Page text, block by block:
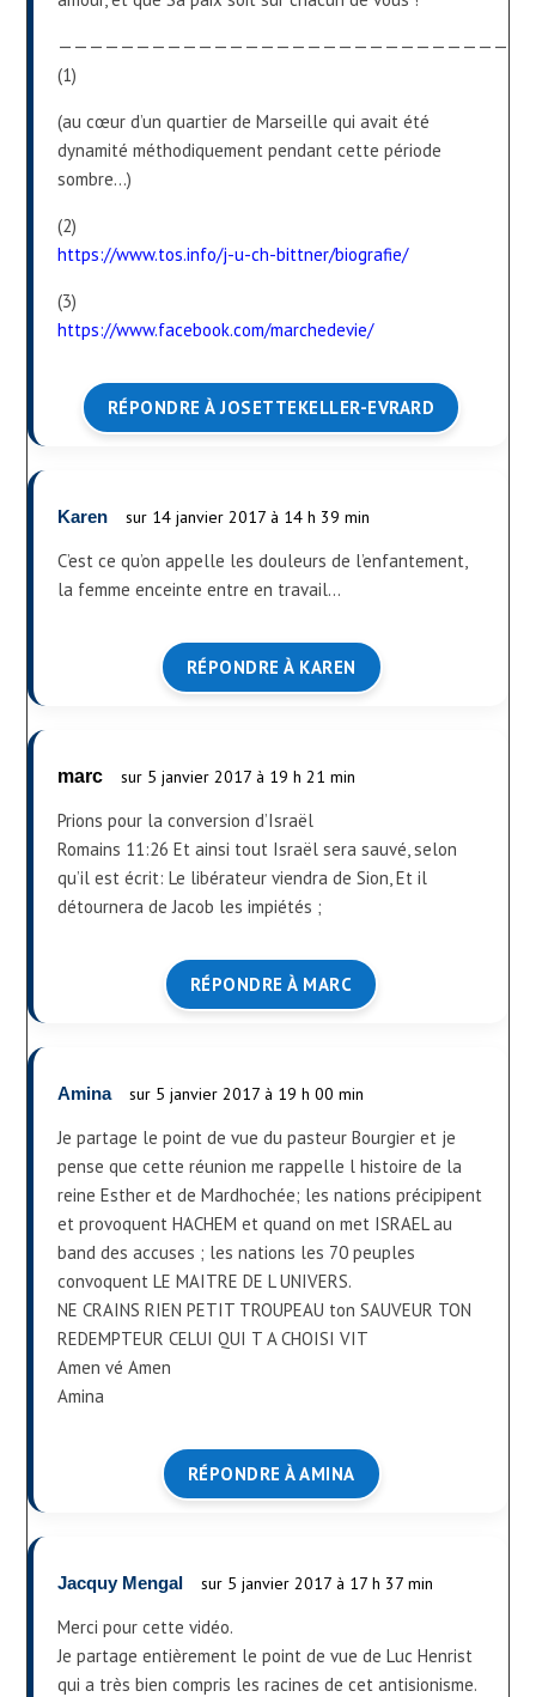
(1)
(au cœur d’un quartier de Marseille qui avait été
dynamité méthodiquement pendant cette période
sombre…)
(2)
https://www.tos.info/j-u-ch-bittner/biografie/
(3)
https://www.facebook.com/marchedevie/
RÉPONDRE À JOSETTEKELLER-EVRARD
Karen sur 14 janvier 2017 à 14 h 39 min
C’est ce qu’on appelle les douleurs de l’enfantement,
la femme enceinte entre en travail…
RÉPONDRE À KAREN
marc sur 5 janvier 2017 à 19 h 21 min
Prions pour la conversion d’Israël
Romains 11:26 Et ainsi tout Israël sera sauvé, selon
qu’il est écrit: Le libérateur viendra de Sion, Et il
détournera de Jacob les impiétés ;
RÉPONDRE À MARC
Amina sur 5 janvier 2017 à 19 h 00 min
Je partage le point de vue du pasteur Bourgier et je
pense que cette réunion me rappelle l histoire de la
reine Esther et de Mardhochée; les nations précipipent
et provoquent HACHEM et quand on met ISRAEL au
band des accuses ; les nations les 70 peuples
convoquent LE MAITRE DE L UNIVERS.
NE CRAINS RIEN PETIT TROUPEAU ton SAUVEUR TON
REDEMPTEUR CELUI QUI T A CHOISI VIT
Amen vé Amen
Amina
RÉPONDRE À AMINA
Jacquy Mengal sur 5 janvier 2017 à 17 h 37 min
Merci pour cette vidéo.
Je partage entièrement le point de vue de Luc Henrist
qui a très bien compris les racines de cet antisionisme.